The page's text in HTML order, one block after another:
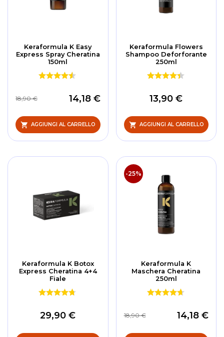
Keraformula K Easy
Express Spray Cheratina
150ml
14,18 €
18,90 €
AGGIUNGI AL CARRELLO
Keraformula Flowers
Shampoo Deforforante
250ml
13,90 €
AGGIUNGI AL CARRELLO
Keraformula K Botox
Express Cheratina 4+4
Fiale
29,90 €
-25%
Keraformula K
Maschera Cheratina
250ml
14,18 €
18,90 €